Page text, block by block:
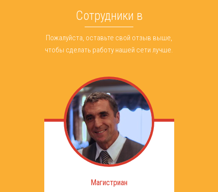
Сотрудники в
Пожалуйста, оставьте свой отзыв выше,
чтобы сделать работу нашей сети лучше.
Магистриан